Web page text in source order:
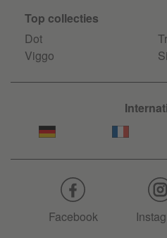
Top collecties
Dot
Viggo
Facebook